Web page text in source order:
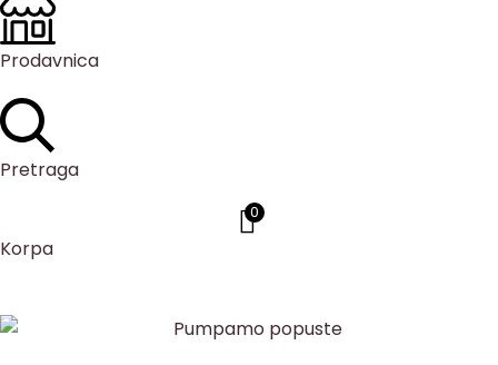
Prodavnica
Pretraga
0
Korpa